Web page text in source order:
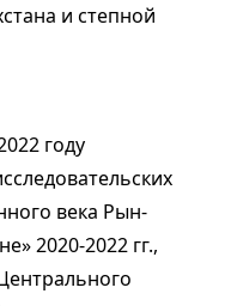
и степной
году
века Рын-
2020-2022 гг.,